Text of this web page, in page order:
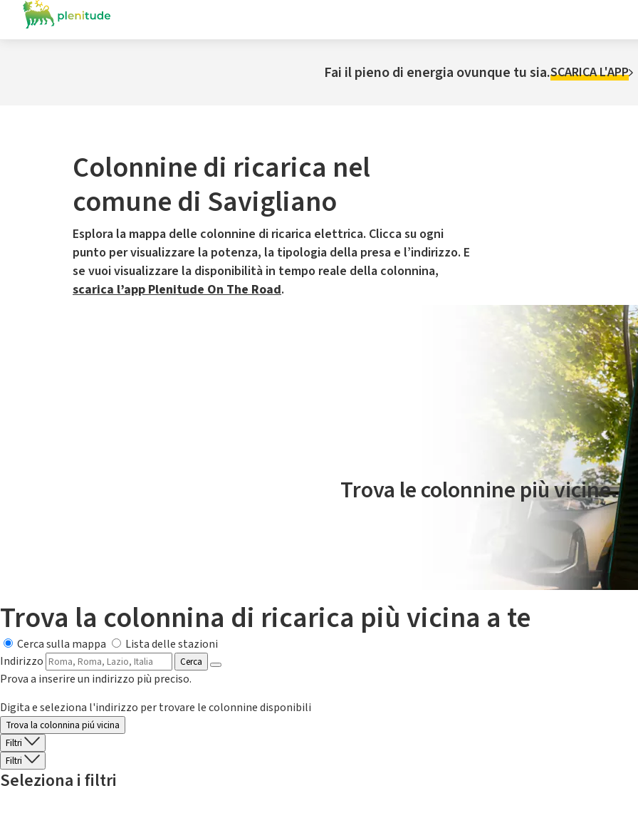
Fai il pieno di energia ovunque tu sia.SCARICA L'APP
Colonnine di ricarica nel
comune di Savigliano
Esplora la mappa delle colonnine di ricarica elettrica. Clicca su ogni
punto per visualizzare la potenza, la tipologia della presa e l’indirizzo. E
se vuoi visualizzare la disponibilità in tempo reale della colonnina,
scarica l’app Plenitude On The Road.
Il servizio di mobilità elettrica è gestito da Plenitude On The Road
Trova le colonnine più vicine.
Trova la colonnina di ricarica più vicina a te
Cerca sulla mappa
Lista delle stazioni
Indirizzo
Cerca
Prova a inserire un indirizzo più preciso.
Digita e seleziona l'indirizzo per trovare le colonnine disponibili
Trova la colonnina piú vicina
Filtri
Filtri
Seleziona i filtri